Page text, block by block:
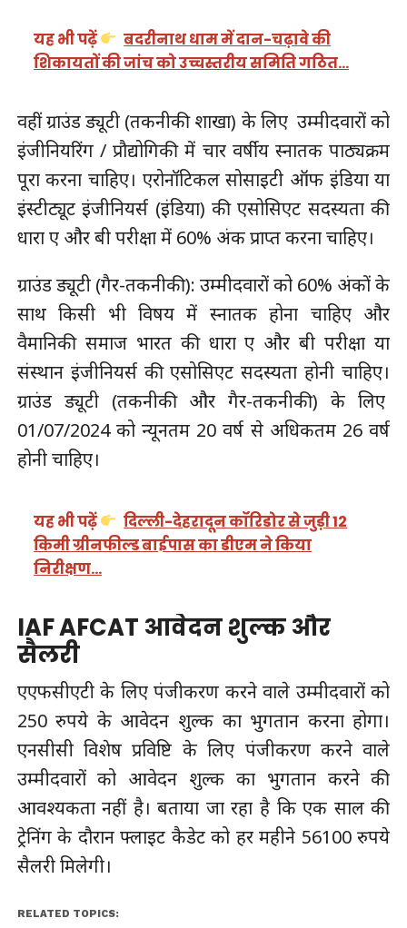
यह भी पढ़ें
बदरीनाथ धाम में दान-चढ़ावे की
शिकायतों की जांच को उच्चस्तरीय समिति गठित…
वहीं ग्राउंड ड्यूटी (तकनीकी शाखा) के लिए उम्मीदवारों को
इंजीनियरिंग / प्रौद्योगिकी में चार वर्षीय स्नातक पाठ्यक्रम
पूरा करना चाहिए। एरोनॉटिकल सोसाइटी ऑफ इंडिया या
इंस्टीट्यूट इंजीनियर्स (इंडिया) की एसोसिएट सदस्यता की
धारा ए और बी परीक्षा में 60% अंक प्राप्त करना चाहिए।
ग्राउंड ड्यूटी (गैर-तकनीकी): उम्मीदवारों को 60% अंकों के
साथ किसी भी विषय में स्नातक होना चाहिए और
वैमानिकी समाज भारत की धारा ए और बी परीक्षा या
संस्थान इंजीनियर्स की एसोसिएट सदस्यता होनी चाहिए।
ग्राउंड ड्यूटी (तकनीकी और गैर-तकनीकी) के लिए
01/07/2024 को न्यूनतम 20 वर्ष से अधिकतम 26 वर्ष
होनी चाहिए।
यह भी पढ़ें
दिल्ली-देहरादून कॉरिडोर से जुड़ी 12
किमी ग्रीनफील्ड बाईपास का डीएम ने किया
निरीक्षण…
IAF AFCAT आवेदन शुल्क और
सैलरी
एएफसीएटी के लिए पंजीकरण करने वाले उम्मीदवारों को
250 रुपये के आवेदन शुल्क का भुगतान करना होगा।
एनसीसी विशेष प्रविष्टि के लिए पंजीकरण करने वाले
उम्मीदवारों को आवेदन शुल्क का भुगतान करने की
आवश्यकता नहीं है। बताया जा रहा है कि एक साल की
ट्रेनिंग के दौरान फ्लाइट कैडेट को हर महीने 56100 रुपये
सैलरी मिलेगी।
RELATED TOPICS: